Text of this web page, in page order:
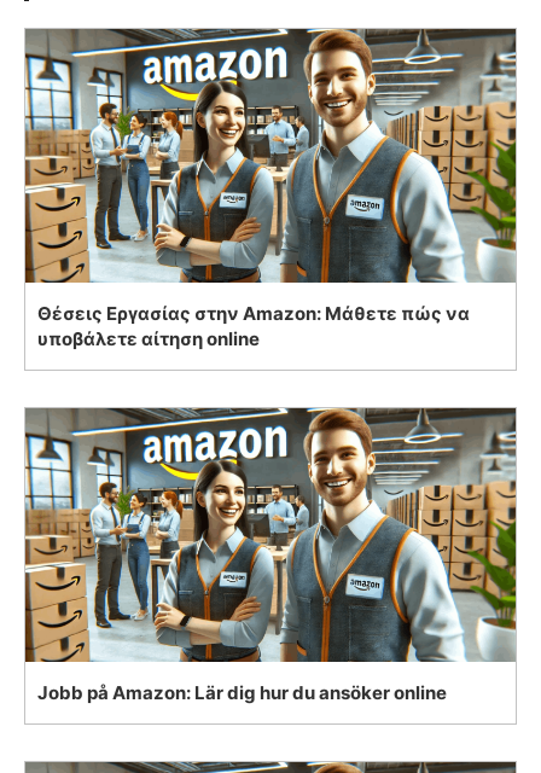
Θέσεις Εργασίας στην Amazon: Μάθετε πώς να
υποβάλετε αίτηση online
Jobb på Amazon: Lär dig hur du ansöker online